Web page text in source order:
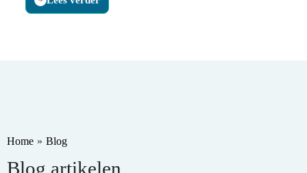
Home » Blog
Blog artikelen